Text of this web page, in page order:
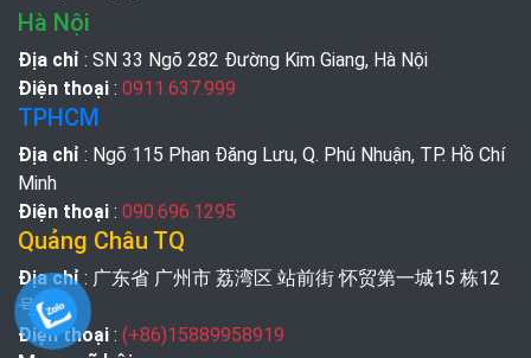
Hà Nội
Địa chỉ : SN 33 Ngõ 282 Đường Kim Giang, Hà Nội
Điện thoại : 0911.637.999
TPHCM
Địa chỉ : Ngõ 115 Phan Đăng Lưu, Q. Phú Nhuận, TP. Hồ Chí
Minh
Điện thoại : 090.696.1295
Quảng Châu TQ
Địa chỉ: 广东省 广州市 荔湾区 站前街 怀贸第一城15 栋12
号
Điện thoại : (+86)15889958919